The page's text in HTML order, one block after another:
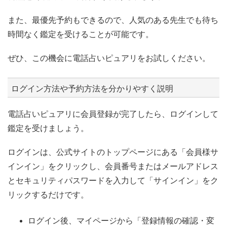
また、最優先予約もできるので、人気のある先生でも待ち
時間なく鑑定を受けることが可能です。
ぜひ、この機会に電話占いピュアリをお試しください。
ログイン方法や予約方法を分かりやすく説明
電話占いピュアリに会員登録が完了したら、ログインして
鑑定を受けましょう。
ログインは、公式サイトのトップページにある「会員様サ
インイン」をクリックし、会員番号またはメールアドレス
とセキュリティパスワードを入力して「サインイン」をク
リックするだけです。
ログイン後、マイページから「登録情報の確認・変